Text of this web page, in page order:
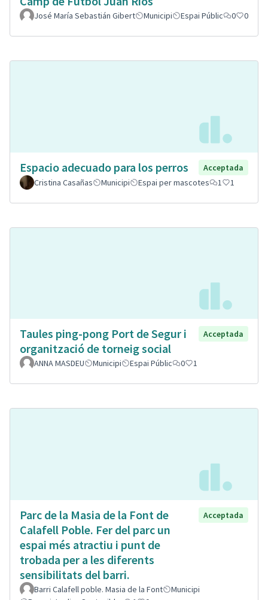
José María Sebastián Gibert Municipi Espai Públic 0 0
Espacio adecuado para los perros
Acceptada
Cristina Casañas
Municipi Espai per mascotes 1 1
Taules ping-pong Port de Segur i
organització de torneig social
Acceptada
ANNA MASDEU Municipi Espai Públic 0 1
Parc de la Masia de la Font de
Calafell Poble. Fer del parc un
espai més atractiu i punt de
trobada per a les diferents
sensibilitats del barri.
Acceptada
Barri Calafell poble. Masia de la Font
Municipi